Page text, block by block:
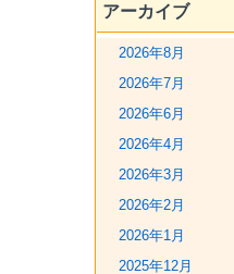
アーカイブ
2026年8月
2026年7月
2026年6月
2026年4月
2026年3月
2026年2月
2026年1月
2025年12月